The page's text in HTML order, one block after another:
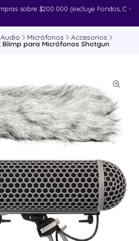
sobre $200.000 (excluye Fondos, C -
Audio Micrófonos Accesorios
Blimp para Micrófonos Shotgun